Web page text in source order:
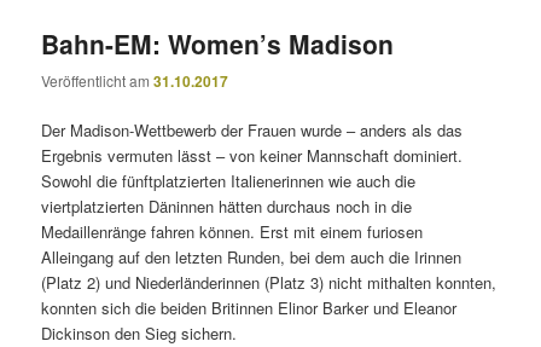
Bahn-EM: Women’s Madison
Veröffentlicht am31.10.2017
Der Madison-Wettbewerb der Frauen wurde – anders als das
Ergebnis vermuten lässt – von keiner Mannschaft dominiert.
Sowohl die fünftplatzierten Italienerinnen wie auch die
viertplatzierten Däninnen hätten durchaus noch in die
Medaillenränge fahren können. Erst mit einem furiosen
Alleingang auf den letzten Runden, bei dem auch die Irinnen
(Platz 2) und Niederländerinnen (Platz 3) nicht mithalten konnten,
konnten sich die beiden Britinnen Elinor Barker und Eleanor
Dickinson den Sieg sichern.